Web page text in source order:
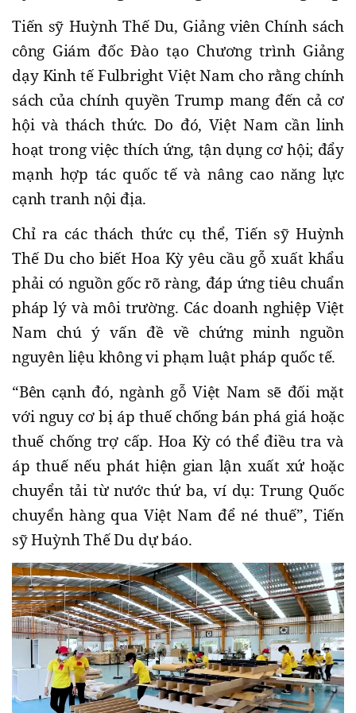
Tiến sỹ Huỳnh Thế Du, Giảng viên Chính sách
công Giám đốc Đào tạo Chương trình Giảng
dạy Kinh tế Fulbright Việt Nam cho rằng chính
sách của chính quyền Trump mang đến cả cơ
hội và thách thức. Do đó, Việt Nam cần linh
hoạt trong việc thích ứng, tận dụng cơ hội; đẩy
mạnh hợp tác quốc tế và nâng cao năng lực
cạnh tranh nội địa.
Chỉ ra các thách thức cụ thể, Tiến sỹ Huỳnh
Thế Du cho biết Hoa Kỳ yêu cầu gỗ xuất khẩu
phải có nguồn gốc rõ ràng, đáp ứng tiêu chuẩn
pháp lý và môi trường. Các doanh nghiệp Việt
Nam chú ý vấn đề về chứng minh nguồn
nguyên liệu không vi phạm luật pháp quốc tế.
“Bên cạnh đó, ngành gỗ Việt Nam sẽ đối mặt
với nguy cơ bị áp thuế chống bán phá giá hoặc
thuế chống trợ cấp. Hoa Kỳ có thể điều tra và
áp thuế nếu phát hiện gian lận xuất xứ hoặc
chuyển tải từ nước thứ ba, ví dụ: Trung Quốc
chuyển hàng qua Việt Nam để né thuế”, Tiến
sỹ Huỳnh Thế Du dự báo.